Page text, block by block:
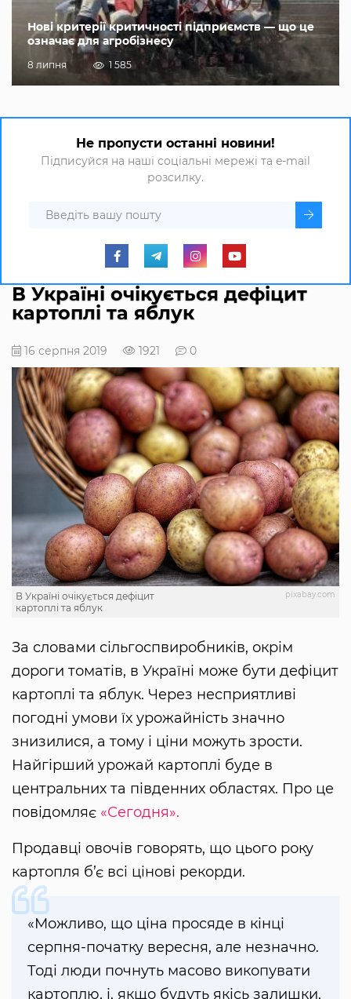
Нові критерії критичності підприємств — що це
означає для агробізнесу
8 липня 1 585
Не пропусти останні новини!
Підписуйся на наші соціальні мережі та e-mail
розсилку.
В Україні очікується дефіцит
картоплі та яблук
16 серпня 2019 1921 0
pixabay.com
В Україні очікується дефіцит
картоплі та яблук
За словами сільгоспвиробників, окрім
дороги томатів, в Україні може бути дефіцит
картоплі та яблук. Через несприятливі
погодні умови їх урожайність значно
знизилися, а тому і ціни можуть зрости.
Найгірший урожай картоплі буде в
центральних та південних областях. Про це
повідомляє «Сегодня».
Продавці овочів говорять, що цього року
картопля б’є всі цінові рекорди.
«Можливо, що ціна просяде в кінці
серпня-початку вересня, але незначно.
Тоді люди почнуть масово викопувати
картоплю, і, якщо будуть якісь залишки,